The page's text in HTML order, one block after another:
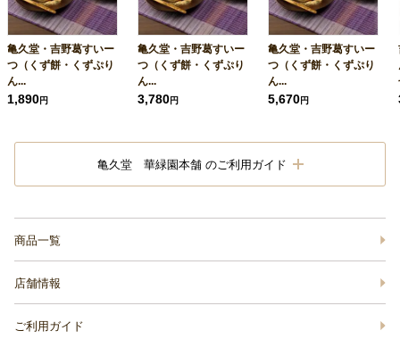
亀久堂・吉野葛すいー
つ（くず餅・くずぷり
ん...
1,890円
亀久堂・吉野葛すいー
つ（くず餅・くずぷり
ん...
3,780円
亀久堂・吉野葛すいー
つ（くず餅・くずぷり
ん...
5,670円
亀久堂 華緑園本舗 のご利用ガイド
商品一覧
店舗情報
ご利用ガイド